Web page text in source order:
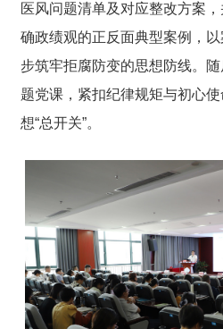
医风问题清单及对应整改方案
确政绩观的正反面典型案例，
步筑牢拒腐防变的思想防线。
题党课，紧扣纪律规矩与初心
想“总开关”。